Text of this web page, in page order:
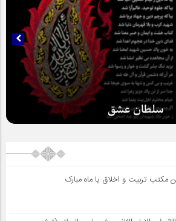
سلطان عشق
مکتب تربیت و اخلاق یا ماه مبارک